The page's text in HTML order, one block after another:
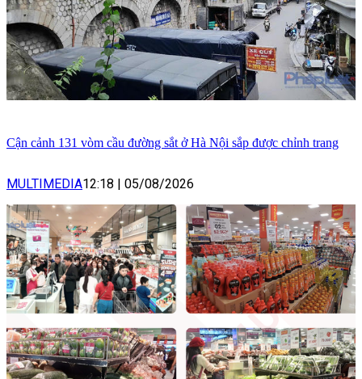
Cận cảnh 131 vòm cầu đường sắt ở Hà Nội sắp được chỉnh trang
MULTIMEDIA12:18 05/08/2026